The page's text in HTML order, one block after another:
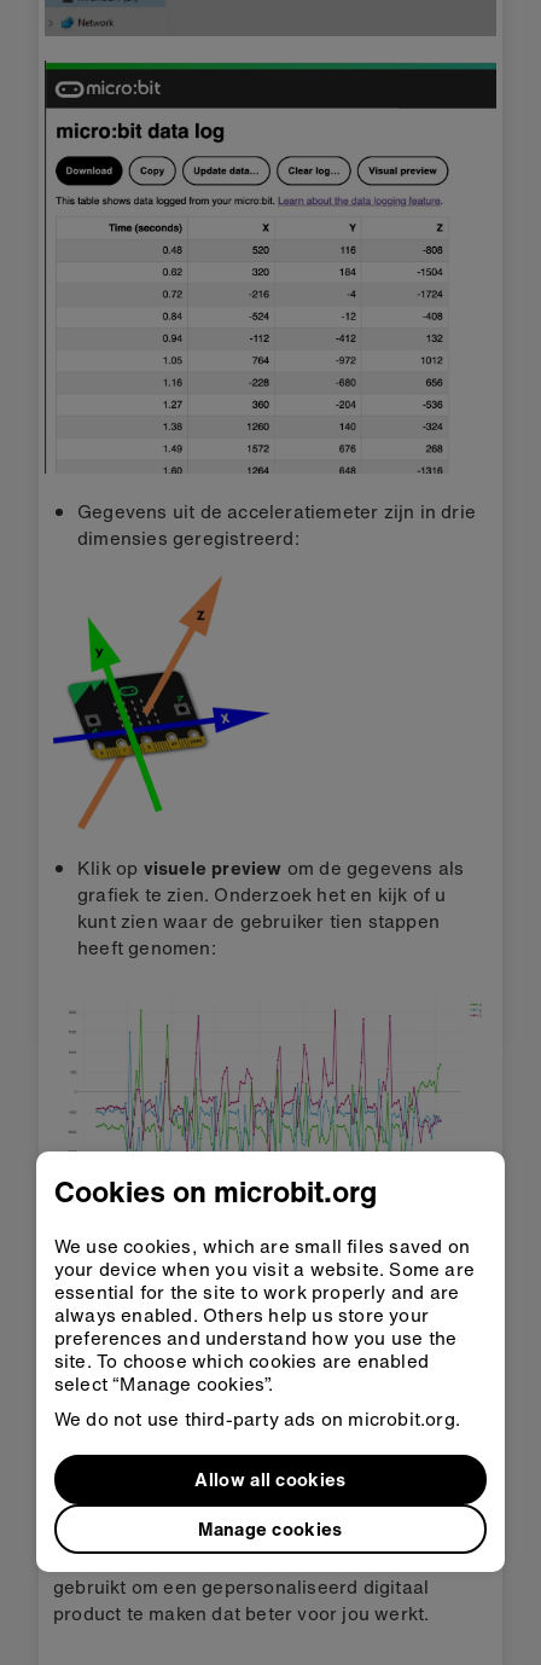
Gegevens uit de acceleratiemeter zijn in drie
dimensies geregistreerd:
Klik op visuele preview om de gegevens als
grafiek te zien. Onderzoek het en kijk of u
kunt zien waar de gebruiker tien stappen
heeft genomen:
Analyseer je gegevens
Door deze gegevens te bestuderen kun je zien
dat bijna elke keer dat een stap werd genomen,
de meting in de Z-as boven de 500 ging.
Dus met deze gegevensset we zouden het getal
500 als drempel kunnen gebruiken in het
(mg) blok wijzigen om 'acceleratie (mg) z > 500'
te lezen.
Dit betekent dat je gegevens die uniek zijn voor
de manier waarop je loopt, hebt verzameld en
gebruikt om een gepersonaliseerd digitaal
product te maken dat beter voor jou werkt.
Cookies on microbit.org
We use cookies, which are small files saved on
your device when you visit a website. Some are
essential for the site to work properly and are
always enabled. Others help us store your
preferences and understand how you use the
site. To choose which cookies are enabled
select “Manage cookies”.
We do not use third-party ads on microbit.org.
Manage cookies
Allow all cookies